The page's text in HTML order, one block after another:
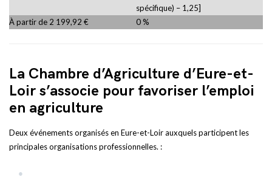
spécifique) – 1,25]
À partir de 2 199,92 €
0 %
La Chambre d’Agriculture d’Eure-et-
Loir s’associe pour favoriser l’emploi
en agriculture
Deux événements organisés en Eure-et-Loir auxquels participent les
principales organisations professionnelles. :